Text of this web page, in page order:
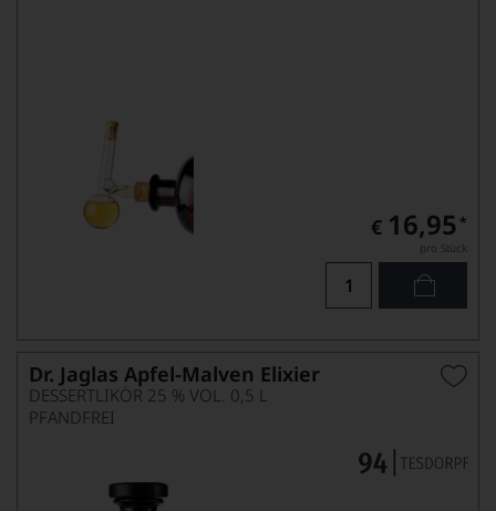
€ 16,95 *
pro Stück
Dr. Jaglas Apfel-Malven Elixier
DESSERTLIKÖR 25 % VOL. 0,5 L
PFANDFREI